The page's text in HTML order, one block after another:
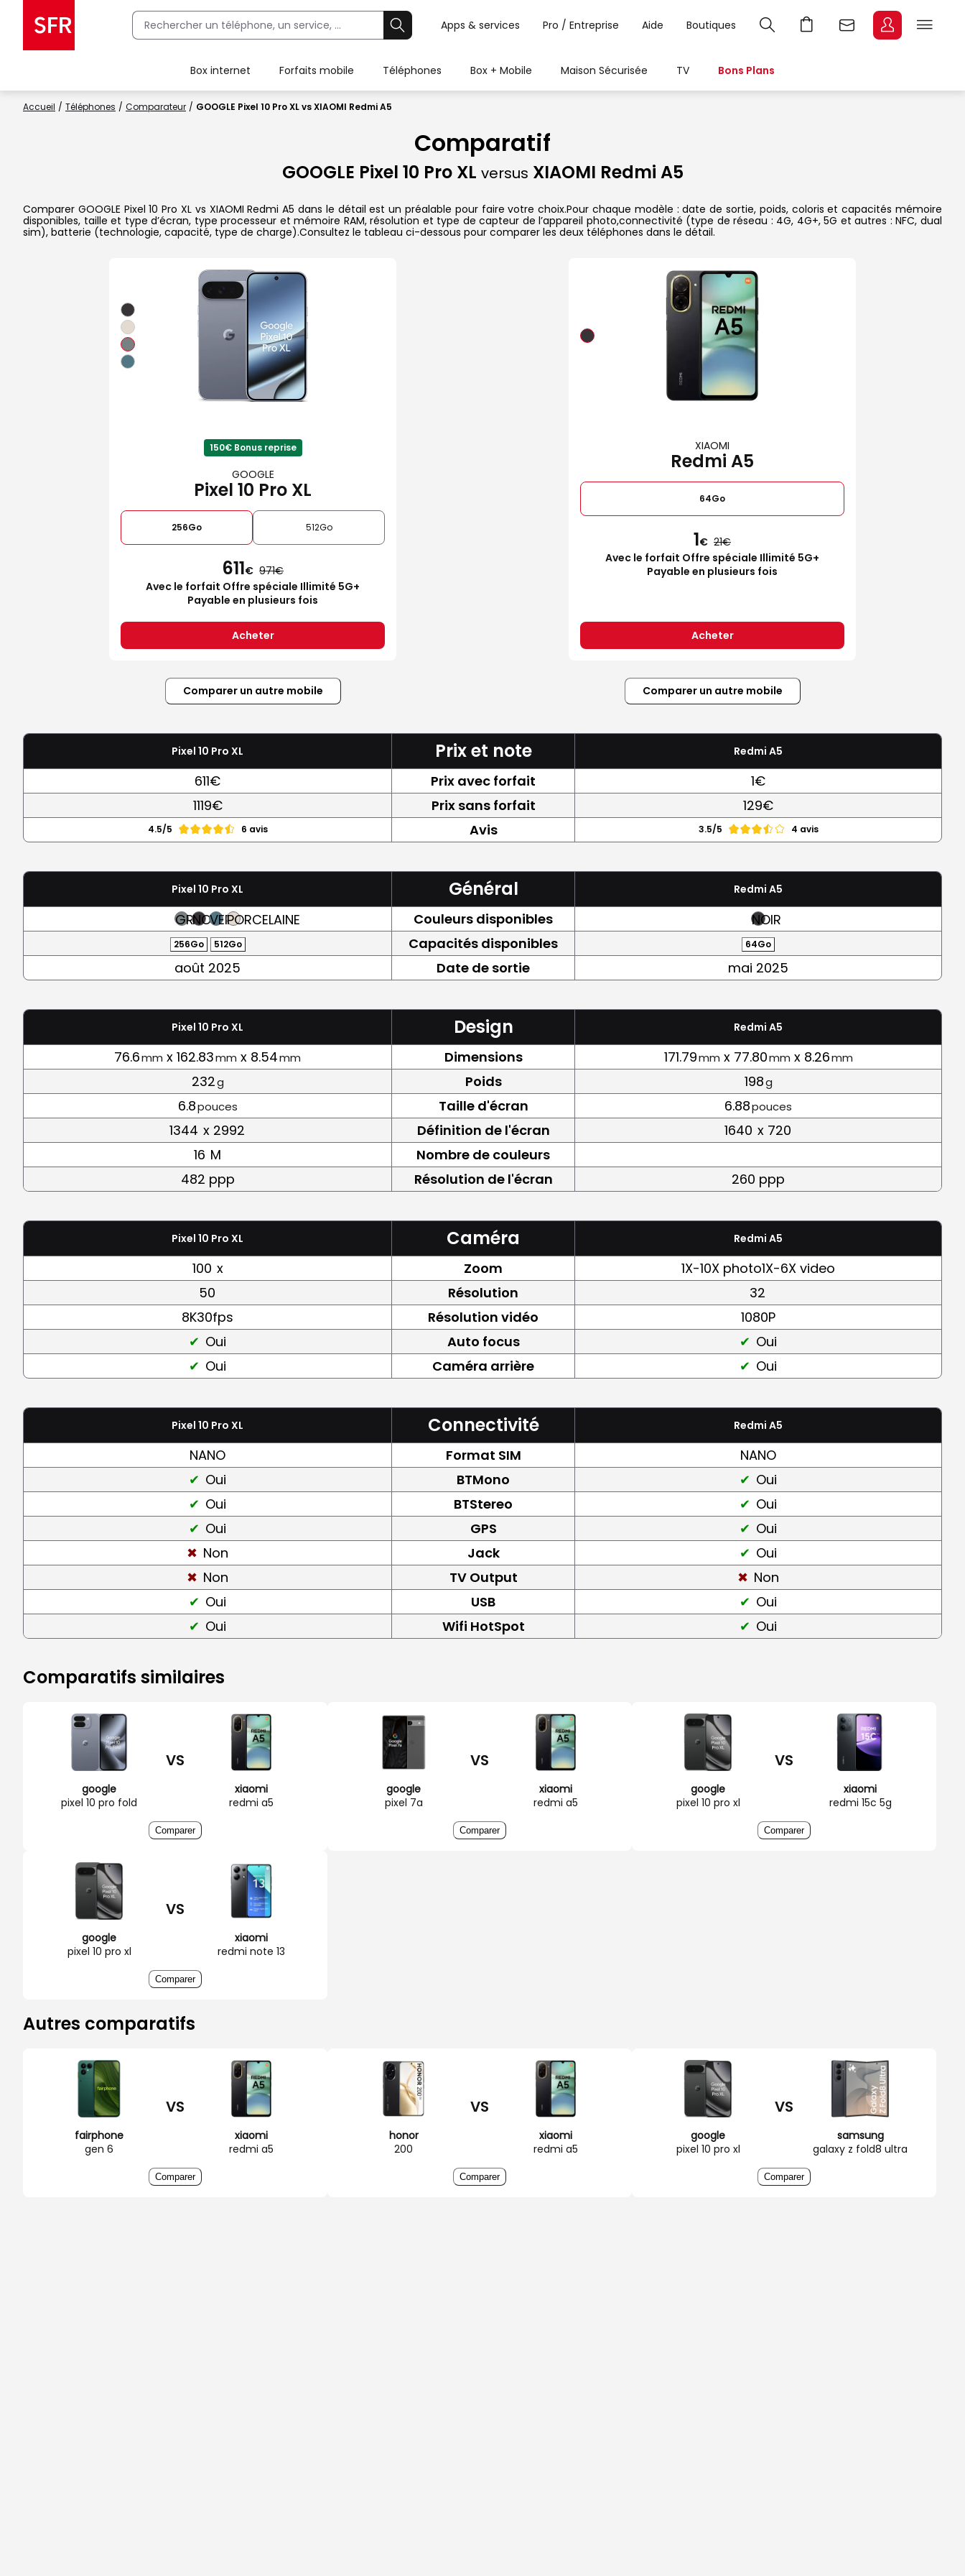
Apps & services Pro / Entreprise Aide Boutiques
Box internet Forfaits mobile Téléphones Box + Mobile Maison Sécurisée TV Bons Plans
Accueil Téléphones Comparateur GOOGLE Pixel 10 Pro XL vs XIAOMI Redmi A5
Comparatif
GOOGLE Pixel 10 Pro XL versus XIAOMI Redmi A5
Comparer GOOGLE Pixel 10 Pro XL vs XIAOMI Redmi A5 dans le détail est un préalable pour faire votre choix.Pour chaque modèle : date de sortie, poids, coloris et capacités mémoire
disponibles, taille et type d’écran, type processeur et mémoire RAM, résolution et type de capteur de l’appareil photo,connectivité (type de réseau : 4G, 4G+, 5G et autres : NFC, dual
sim), batterie (technologie, capacité, type de charge).Consultez le tableau ci-dessous pour comparer les deux téléphones dans le détail.
150€ Bonus reprise
GOOGLE
Pixel 10 Pro XL
256Go 512Go
611€ 971
Avec le forfait Offre spéciale Illimité 5G+
Payable en plusieurs fois
Acheter
XIAOMI
Redmi A5
64Go
1€ 21
Avec le forfait Offre spéciale Illimité 5G+
Payable en plusieurs fois
Acheter
Comparer un autre mobile Comparer un autre mobile
Pixel 10 Pro XL Prix et note Redmi A5
611€ Prix avec forfait
1€
1119€
Prix sans forfait 129€
4.5/5 6 avis Avis 3.5/5 4 avis
Pixel 10 Pro XL Général Redmi A5
GRISNOIRVERTPORCELAINE Couleurs disponibles NOIR
256Go 512Go Capacités disponibles 64Go
août 2025 Date de sortie mai 2025
Pixel 10 Pro XL Design Redmi A5
76.6mm x 162.83mm x 8.54mm Dimensions 171.79mm x 77.80mm x 8.26mm
232g Poids 198g
6.8pouces Taille d'écran 6.88pouces
1344 x 2992 Définition de l'écran 1640 x 720
16 M
Nombre de couleurs
482 ppp
Résolution de l'écran 260 ppp
Pixel 10 Pro XL Caméra Redmi A5
100 x Zoom
1X-10X photo1X-6X video
50
Résolution
32
8K30fps
Résolution vidéo
1080P
Oui
Auto focus
Oui
Oui
Caméra arrière Oui
Pixel 10 Pro XL Connectivité Redmi A5
NANO Format SIM
NANO
Oui
BTMono
Oui
Oui
BTStereo
Oui
Oui
GPS
Oui
Non
Jack
Oui
Non
TV Output
Non
Oui
USB
Oui
Oui
Wifi HotSpot Oui
Comparatifs similaires
google
pixel 10 pro fold
VS
xiaomi
redmi a5
Comparer
google
pixel 7a
VS
xiaomi
redmi a5
Comparer
google
pixel 10 pro xl
VS
xiaomi
redmi 15c 5g
Comparer
google
pixel 10 pro xl
VS
xiaomi
redmi note 13
Comparer
Autres comparatifs
fairphone
gen 6
VS
xiaomi
redmi a5
Comparer
honor
200
VS
xiaomi
redmi a5
Comparer
google
pixel 10 pro xl
VS
samsung
galaxy z fold8 ultra
Comparer